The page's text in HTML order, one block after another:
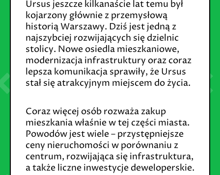
Ursus jeszcze kilkanaście lat temu był
kojarzony głównie z przemysłową
historią Warszawy. Dziś jest jedną z
najszybciej rozwijających się dzielnic
stolicy. Nowe osiedla mieszkaniowe,
modernizacja infrastruktury oraz coraz
lepsza komunikacja sprawiły, że Ursus
stał się atrakcyjnym miejscem do życia.
Coraz więcej osób rozważa zakup
mieszkania właśnie w tej części miasta.
Powodów jest wiele – przystępniejsze
ceny nieruchomości w porównaniu z
centrum, rozwijająca się infrastruktura,
a także liczne inwestycje deweloperskie.